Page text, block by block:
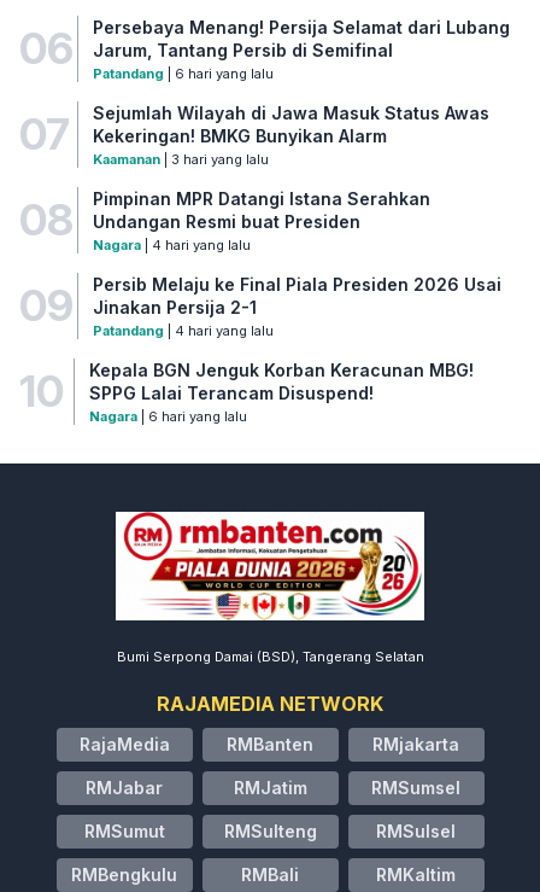
06
Persebaya Menang! Persija Selamat dari Lubang
Jarum, Tantang Persib di Semifinal
Patandang | 6 hari yang lalu
07
Sejumlah Wilayah di Jawa Masuk Status Awas
Kekeringan! BMKG Bunyikan Alarm
Kaamanan| 3 hari yang lalu
08
Pimpinan MPR Datangi Istana Serahkan
Undangan Resmi buat Presiden
Nagara| 4 hari yang lalu
09
Persib Melaju ke Final Piala Presiden 2026 Usai
Jinakan Persija 2-1
Patandang | 4 hari yang lalu
10
Kepala BGN Jenguk Korban Keracunan MBG!
SPPG Lalai Terancam Disuspend!
Nagara| 6 hari yang lalu
Bumi Serpong Damai (BSD), Tangerang Selatan
RAJAMEDIA NETWORK
RajaMedia RMBanten RMjakarta
RMJabar RMJatim RMSumsel
RMSumut RMSulteng RMSulsel
RMBengkulu RMBali RMKaltim